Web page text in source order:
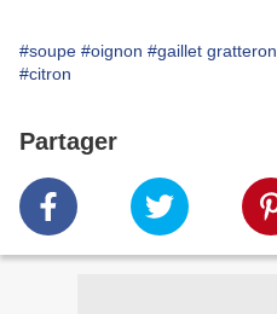
#soupe #oignon #gaillet gratteron
#citron
Partager